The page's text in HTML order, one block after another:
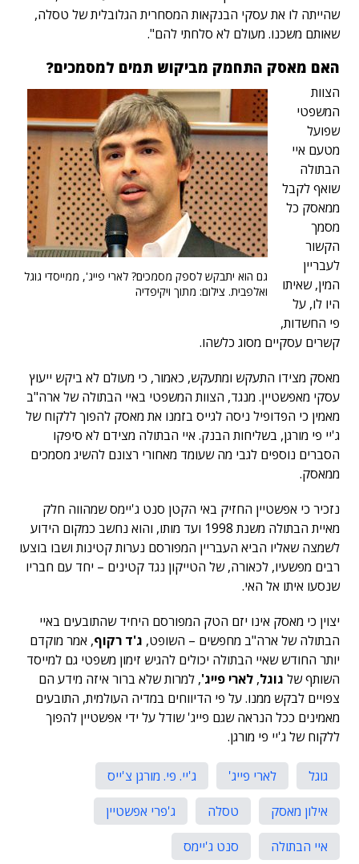
שהייתה לו את עסקי הבנקאות המסחרית הגלובלית של טסלה,
שאותם משכנו. מעולם לא סלחתי להם".
האם מאסק התחמק מביקוש תמים למסמכים?
גם הוא יתבקש לספק מסמכים? לארי פייג', ממייסדי גוגל
ואלפבית. צילום: מתוך ויקיפדיה
הצוות
המשפטי
שפועל
מטעם איי
הבתולה
שואף לקבל
ממאסק כל
מסמך
הקשור
לעבריין
המין, שאיתו
היו לו, על
פי החשדות,
קשרים עסקיים מסוג כלשהו.
מאסק מצידו התעקש ומתעקש, כאמור, כי מעולם לא ביקש ייעוץ
עסקי מאפשטיין. מנגד, הצוות המשפטי באיי הבתולה של ארה"ב
מאמין כי הפדופיל ניסה לגייס בזמנו את מאסק להפוך ללקוח של
ג'יי פי מורגן, בשליחות הבנק. איי הבתולה מצידם לא סיפקו
הסברים נוספים לגבי מה שעומד מאחורי רצונם להשיג מסמכים
ממאסק.
נזכיר כי אפשטיין החזיק באי הקטן סנט ג'יימס שמהווה חלק
מאיית הבתולה משנת 1998 ועד מותו, והוא נחשב כמקום הידוע
לשמצה שאליו הביא העבריין המפורסם נערות קטינות ושבו בוצעו
רבים מפשעיו, לכאורה, של הטייקון נגד קטינים – יחד עם חבריו
שנסעו איתו אל האי.
יצוין כי מאסק אינו יזם הטק המפורסם היחיד שהתובעים באיי
הבתולה של ארה"ב מחפשים – השופט, ג'ד רקוף, אמר מוקדם
יותר החודש שאיי הבתולה יכולים להגיש זימון משפטי גם למייסד
השותף של גוגל, לארי פייג', למרות שלא ברור איזה מידע הם
צפויים לבקש ממנו. על פי הדיווחים במדיה העולמית, התובעים
מאמינים ככל הנראה שגם פייג' שודל על ידי אפשטיין להפוך
ללקוח של ג'יי פי מורגן.
גוגל לארי פייג'
ג'יי. פי. מורגן צ'ייס
אילון מאסק
טסלה
ג'פרי אפשטיין
איי הבתולה
סנט ג'יימס